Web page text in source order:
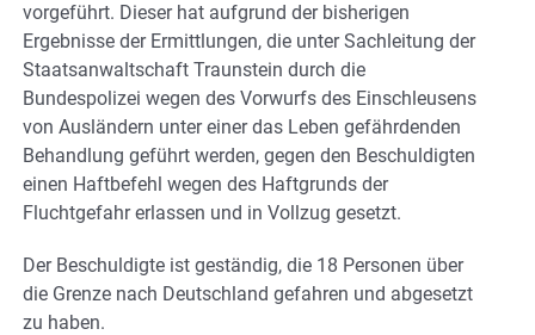
vorgeführt. Dieser hat aufgrund der bisherigen
Ergebnisse der Ermittlungen, die unter Sachleitung der
Staatsanwaltschaft Traunstein durch die
Bundespolizei wegen des Vorwurfs des Einschleusens
von Ausländern unter einer das Leben gefährdenden
Behandlung geführt werden, gegen den Beschuldigten
einen Haftbefehl wegen des Haftgrunds der
Fluchtgefahr erlassen und in Vollzug gesetzt.
Der Beschuldigte ist geständig, die 18 Personen über
die Grenze nach Deutschland gefahren und abgesetzt
zu haben.